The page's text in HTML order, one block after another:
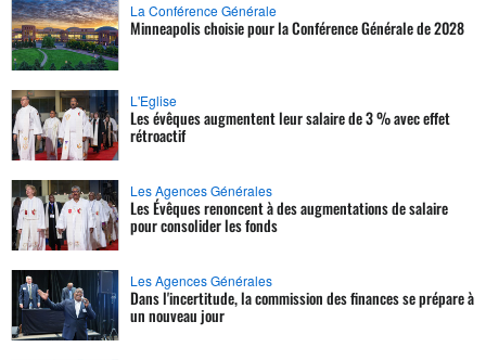
La Conférence Générale
Minneapolis choisie pour la Conférence Générale de 2028
L'Eglise
Les évêques augmentent leur salaire de 3 % avec effet
rétroactif
Les Agences Générales
Les Évêques renoncent à des augmentations de salaire
pour consolider les fonds
Les Agences Générales
Dans l'incertitude, la commission des finances se prépare à
un nouveau jour